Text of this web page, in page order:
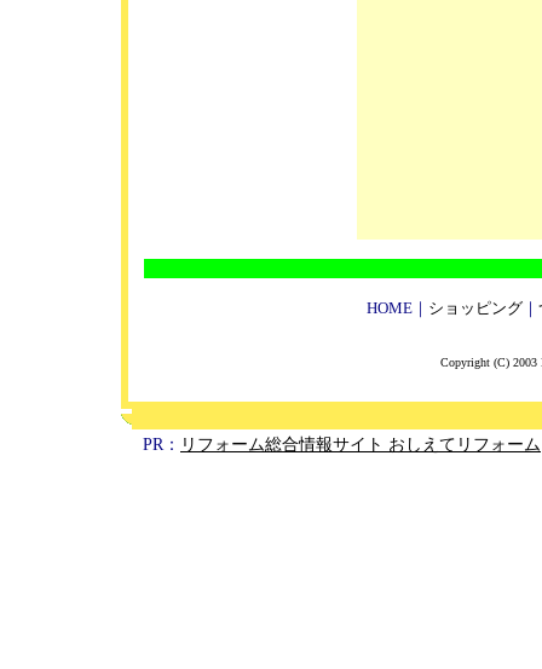
HOME ｜ ショッピング ｜
Copyright (C) 2003
PR： リフォーム総合情報サイト おしえてリフォーム